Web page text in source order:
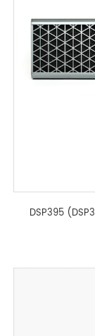
DSP395